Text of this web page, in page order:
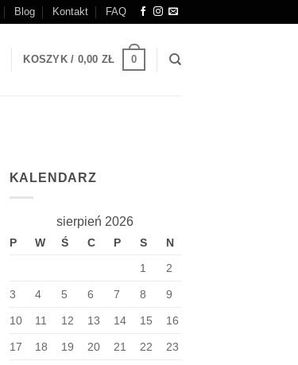
Blog Kontakt FAQ
KOSZYK / 0,00 ZŁ 0
KALENDARZ
sierpień 2026
P W Ś C P S
N
1
2
3 4 5 6 7 8 9
10 11 12 13 14 15 16
17 18 19 20 21 22 23